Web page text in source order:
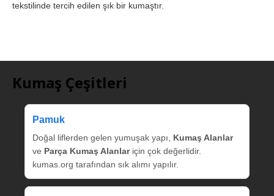
tekstilinde tercih edilen şık bir kumaştır.
Kumaş Çeşitleri
Pamuk
Doğal liflerden gelen yumuşak yapı, Kumaş Alanlar
ve Parça Kumaş Alanlariçin çok değerlidir.
kumas.org tarafından sık alımı yapılır.